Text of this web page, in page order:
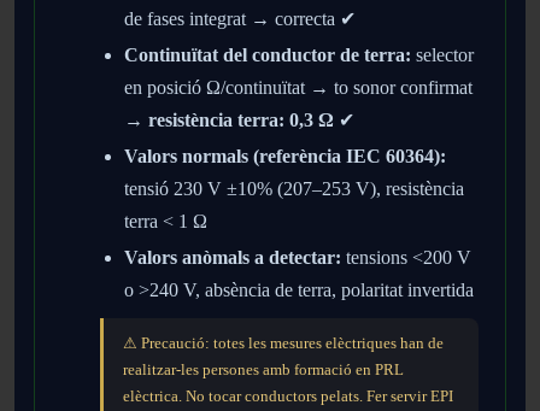
de fases integrat → correcta ✔
Continuïtat del conductor de terra: selector
en posició Ω/continuïtat → to sonor confirmat
→ resistència terra: 0,3 Ω ✔
Valors normals (referència IEC 60364):
tensió 230 V ±10% (207–253 V), resistència
terra < 1 Ω
Valors anòmals a detectar: tensions <200 V
o >240 V, absència de terra, polaritat invertida
⚠ Precaució: totes les mesures elèctriques han de
realitzar-les persones amb formació en PRL
elèctrica. No tocar conductors pelats. Fer servir EPI